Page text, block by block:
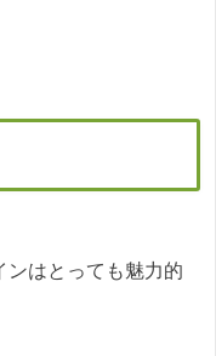
ンはとっても魅力的